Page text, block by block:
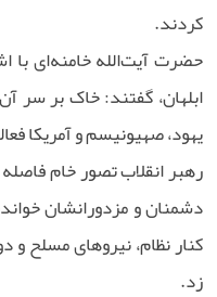
کردند.
حضرت آیت‌الله خامنه‌ای با
ابلهان، گفتند: خاک بر سر
یهود، صهیونیسم و آمریکا
رهبر انقلاب تصور خام
دشمنان و مزدورانشان
کنار نظام، نیروهای مسلح
زد.